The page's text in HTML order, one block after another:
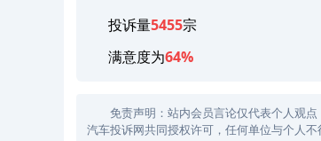
投诉量5455宗
满意度为64%
免责声明：站内会员言论仅代表个人观
汽车投诉网共同授权许可，任何单位与个人